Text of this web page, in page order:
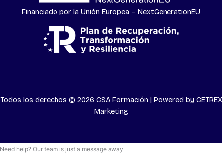
Financiado por la Unión Europea – NextGenerationEU
Todos los derechos © 2026 CSA Formación | Powered by CETREX
Marketing
Need help? Our team is just a message away